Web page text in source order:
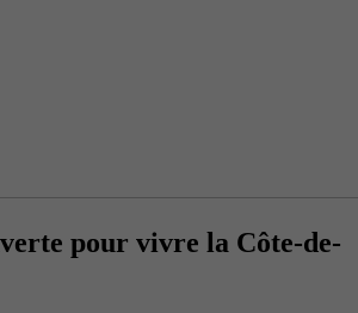
pour vivre la Côte-de-